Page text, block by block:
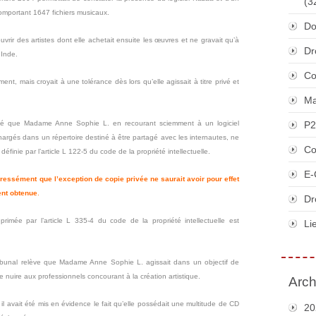
1647 fichiers musicaux.
des artistes dont elle achetait ensuite les œuvres et ne gravait qu’à
mais croyait à une tolérance dès lors qu’elle agissait à titre privé et
que Madame Anne Sophie L. en recourant sciemment à un logiciel
dans un répertoire destiné à être partagé avec les internautes, ne
par l’article L 122-5 du code de la propriété intellectuelle.
que l’exception de copie privée ne saurait avoir pour effet
obtenue
par l’article L 335-4 du code de la propriété intellectuelle est
relève que Madame Anne Sophie L. agissait dans un objectif de
aux professionnels concourant à la création artistique.
avait été mis en évidence le fait qu’elle possédait une multitude de CD